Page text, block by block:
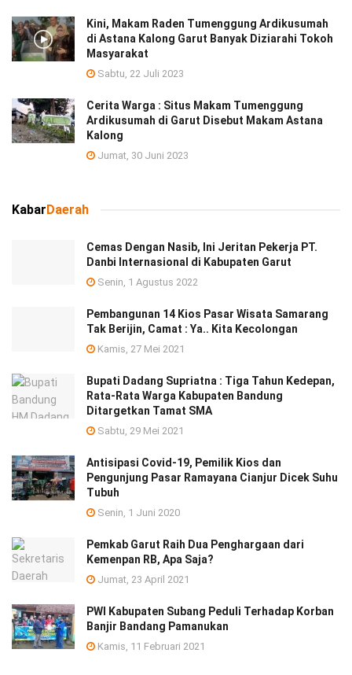
Kini, Makam Raden Tumenggung Ardikusumah
di Astana Kalong Garut Banyak Diziarahi Tokoh
Masyarakat
Sabtu, 22 Juli 2023
Cerita Warga : Situs Makam Tumenggung
Ardikusumah di Garut Disebut Makam Astana
Kalong
Jumat, 30 Juni 2023
Kabar Daerah
Cemas Dengan Nasib, Ini Jeritan Pekerja PT.
Danbi Internasional di Kabupaten Garut
Senin, 1 Agustus 2022
Pembangunan 14 Kios Pasar Wisata Samarang
Tak Berijin, Camat : Ya.. Kita Kecolongan
Kamis, 27 Mei 2021
Bupati Dadang Supriatna : Tiga Tahun Kedepan,
Rata-Rata Warga Kabupaten Bandung
Ditargetkan Tamat SMA
Sabtu, 29 Mei 2021
Antisipasi Covid-19, Pemilik Kios dan
Pengunjung Pasar Ramayana Cianjur Dicek Suhu
Tubuh
Senin, 1 Juni 2020
Pemkab Garut Raih Dua Penghargaan dari
Kemenpan RB, Apa Saja?
Jumat, 23 April 2021
PWI Kabupaten Subang Peduli Terhadap Korban
Banjir Bandang Pamanukan
Kamis, 11 Februari 2021